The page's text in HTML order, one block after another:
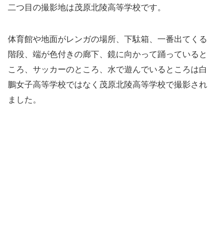
二つ目の撮影地は茂原北陵高等学校です。
体育館や地面がレンガの場所、下駄箱、一番出てくる
階段、端が色付きの廊下、鏡に向かって踊っていると
ころ、サッカーのところ、水で遊んでいるところは白
鵬女子高等学校ではなく茂原北陵高等学校で撮影され
ました。